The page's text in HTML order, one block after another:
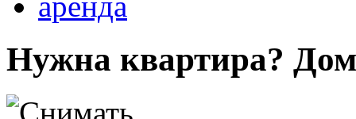
Нужна квартира?